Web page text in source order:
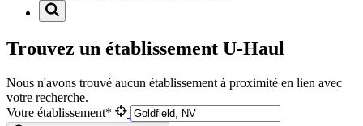
Trouvez un établissement U-Haul
Nous n'avons trouvé aucun établissement à proximité en lien avec
votre recherche.
Votre établissement*